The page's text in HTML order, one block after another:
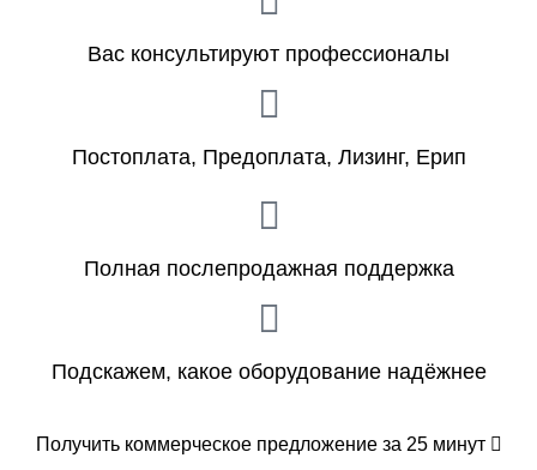
Вас консультируют профессионалы
Постоплата, Предоплата, Лизинг, Ерип
Полная послепродажная поддержка
Подскажем, какое оборудование надёжнее
Получить коммерческое предложение за 25 минут